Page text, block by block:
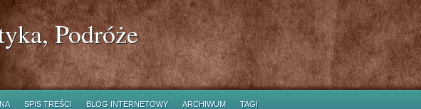
Podróże
SPIS TREŚCI BLOG INTERNETOWY ARCHIWUM TAGI